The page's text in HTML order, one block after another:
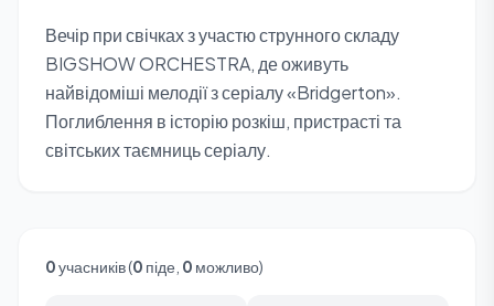
Вечір при свічках з участю струнного складу
BIGSHOW ORCHESTRA, де оживуть
найвідоміші мелодії з серіалу «Bridgerton».
Поглиблення в історію розкіш, пристрасті та
світських таємниць серіалу.
0учасників (0 піде, 0 можливо)